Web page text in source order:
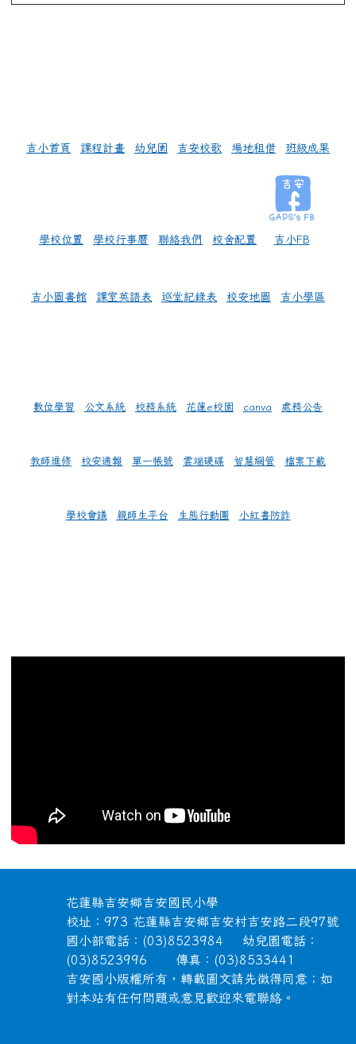
吉小首頁 課程計畫 幼兒園 吉安校歌 場地租借 班級成果
學校位置 學校行事曆 聯絡我們 校舍配置 吉小FB
吉小圖書館 課室英語表 巡堂紀錄表 校安地圖 吉小學區
數位學習 公文系統 校務系統 花蓮e校園 canva 處務公告
教師進修 校安通報 單一帳號 雲端硬碟 智慧網管 檔案下載
學校會議 親師生平台 生態行動團 小紅書防詐
頁尾區域內容
花蓮縣吉安鄉吉安國民小學
校址：973 花蓮縣吉安鄉吉安村吉安路二段97號
國小部電話：(03)8523984 幼兒園電話：
(03)8523996 傳真：(03)8533441
吉安國小版權所有，轉載圖文請先徵得同意；如
對本站有任何問題或意見歡迎來電聯絡。